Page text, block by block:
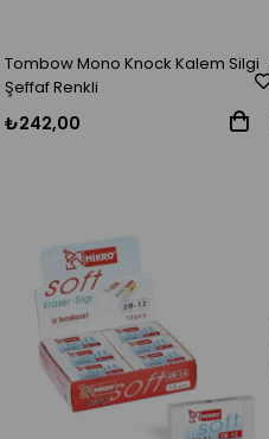
Tombow Mono Knock Kalem Silgi
Şeffaf Renkli
₺242,00